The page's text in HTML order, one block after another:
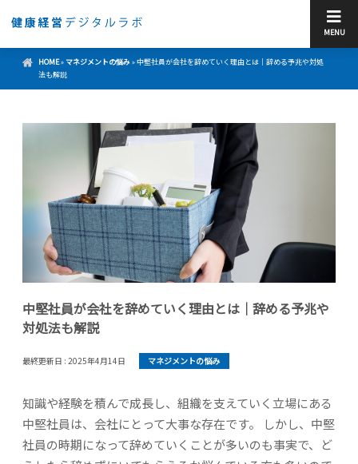
MENU
HOME» マネジメントの悩み»中堅社員が会社を辞めていく理由とは｜辞める予兆や対処
法も解説
中堅社員が会社を辞めていく理由とは｜辞める予兆や
対処法も解説
最終更新日 : 2025年4月14日 マネジメントの悩み
知識や経験を積んで成長し、組織を支えていく立場にある
中堅社員は、会社にとって大事な存在です。 しかし、中堅
社員の時期になって辞めていくことが多いのも事実で、ど